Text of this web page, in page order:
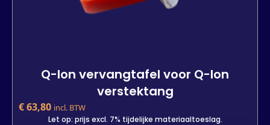
Q-lon vervangtafel voor Q-lon
verstektang
€63,80 incl. BTW
Let op: prijs excl. 7% tijdelijke materiaaltoeslag.